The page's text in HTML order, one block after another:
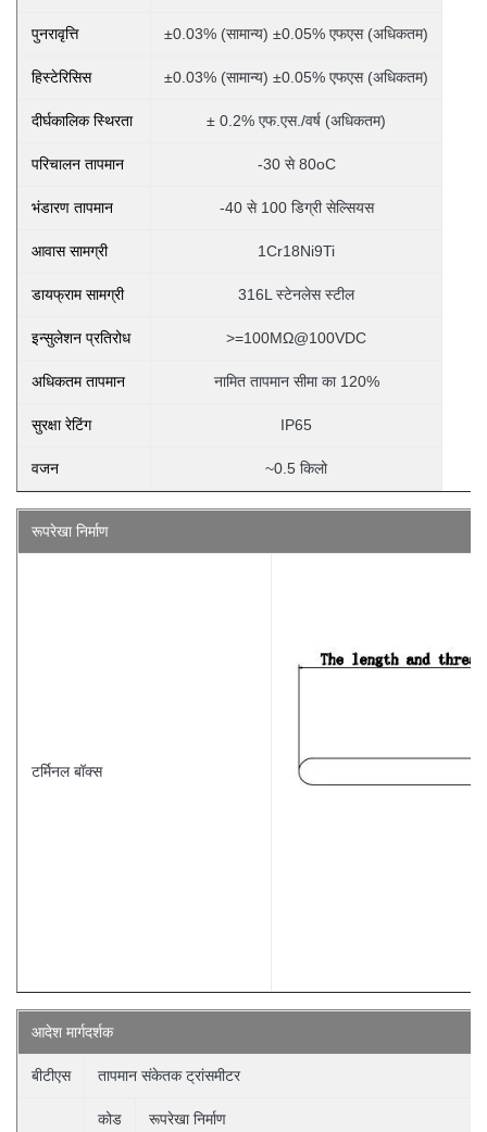
पुनरावृत्ति ±0.03% (सामान्य) ±0.05% एफएस (अधिकतम)
हिस्टेरिसिस ±0.03% (सामान्य) ±0.05% एफएस (अधिकतम)
दीर्घकालिक स्थिरता ± 0.2% एफ.एस./वर्ष (अधिकतम)
परिचालन तापमान -30 से 80oC
भंडारण तापमान -40 से 100 डिग्री सेल्सियस
आवास सामग्री 1Cr18Ni9Ti
डायफ्राम सामग्री 316L स्टेनलेस स्टील
इन्सुलेशन प्रतिरोध >=100MΩ@100VDC
अधिकतम तापमान नामित तापमान सीमा का 120%
सुरक्षा रेटिंग IP65
वजन ~0.5 किलो
रूपरेखा निर्माण
टर्मिनल बॉक्स
आदेश मार्गदर्शक
बीटीएस तापमान संकेतक ट्रांसमीटर
कोड रूपरेखा निर्माण